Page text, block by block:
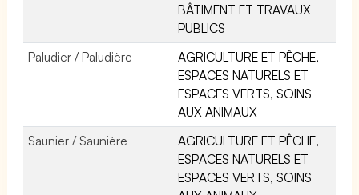
BÂTIMENT ET TRAVAUX
PUBLICS
Paludier / Paludière
AGRICULTURE ET PÊCHE,
ESPACES NATURELS ET
ESPACES VERTS, SOINS
AUX ANIMAUX
Saunier / Saunière
AGRICULTURE ET PÊCHE,
ESPACES NATURELS ET
ESPACES VERTS, SOINS